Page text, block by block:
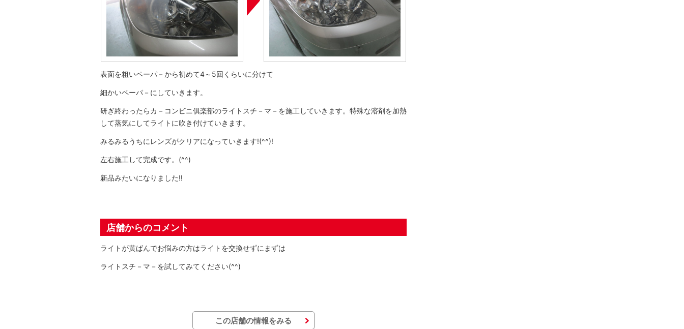
表面を粗いペーパ－から初めて4～5回くらいに分けて
細かいペーパ－にしていきます。
研ぎ終わったらカ－コンビニ俱楽部のライトスチ－マ－を施工していきます。特殊な溶剤を加熱
して蒸気にしてライトに吹き付けていきます。
みるみるうちにレンズがクリアになっていきます!(^^)!
左右施工して完成です。(^^)
新品みたいになりました‼
店舗からのコメント
ライトが黄ばんでお悩みの方はライトを交換せずにまずは
ライトスチ－マ－を試してみてください(^^)
この店舗の情報をみる